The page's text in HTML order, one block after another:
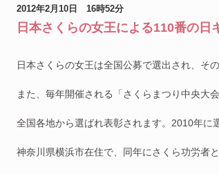
2012年2月10日 16時52分
日本さくらの女王による110番の日
日本さくらの女王は全国公募で選出され、そ
また、毎年開催される「さくらまつり中央大
全国各地から選ばれ表彰されます。2010年に
神奈川県横浜市在住で、同年にさくら功労者